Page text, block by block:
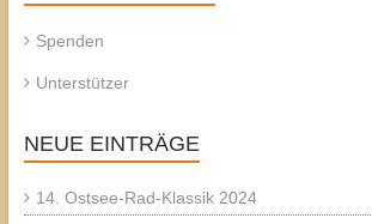
Spenden
Unterstützer
NEUE EINTRÄGE
14. Ostsee-Rad-Klassik 2024